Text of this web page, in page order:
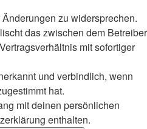
zu widersprechen.
das zwischen dem Betreiber
mit sofortiger
und verbindlich, wenn
hat.
mit deinen persönlichen
enthalten.